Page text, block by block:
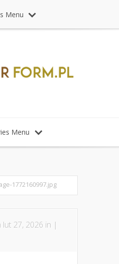
Menu
Menu
1772160997.jpg
lut 27, 2026 in |